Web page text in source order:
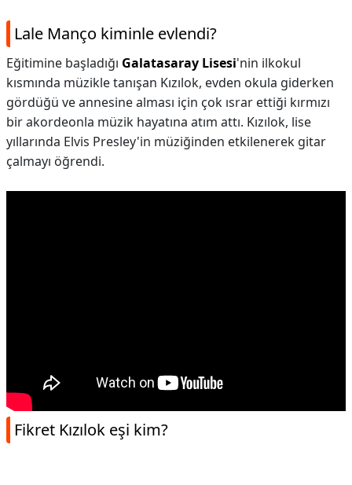
Lale Manço kiminle evlendi?
Eğitimine başladığı Galatasaray Lisesi'nin ilkokul
kısmında müzikle tanışan Kızılok, evden okula giderken
gördüğü ve annesine alması için çok ısrar ettiği kırmızı
bir akordeonla müzik hayatına atım attı. Kızılok, lise
yıllarında Elvis Presley'in müziğinden etkilenerek gitar
çalmayı öğrendi.
Fikret Kızılok eşi kim?